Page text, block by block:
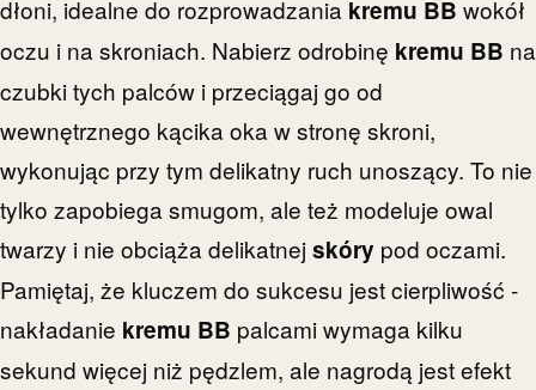
dłoni, idealne do rozprowadzania kremu BB wokół
oczu i na skroniach. Nabierz odrobinę kremu BB na
czubki tych palców i przeciągaj go od
wewnętrznego kącika oka w stronę skroni,
wykonując przy tym delikatny ruch unoszący. To nie
tylko zapobiega smugom, ale też modeluje owal
twarzy i nie obciąża delikatnejskóry pod oczami.
Pamiętaj, że kluczem do sukcesu jest cierpliwość -
nakładanie kremu BB palcami wymaga kilku
sekund więcej niż pędzlem, ale nagrodą jest efekt